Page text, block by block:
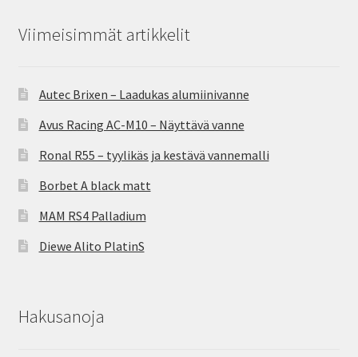
Viimeisimmät artikkelit
Autec Brixen – Laadukas alumiinivanne
Avus Racing AC-M10 – Näyttävä vanne
Ronal R55 – tyylikäs ja kestävä vannemalli
Borbet A black matt
MAM RS4 Palladium
Diewe Alito PlatinS
Hakusanoja